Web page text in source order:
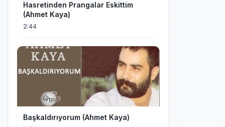
Hasretinden Prangalar Eskittim
(Ahmet Kaya)
2:44
Başkaldırıyorum (Ahmet Kaya)